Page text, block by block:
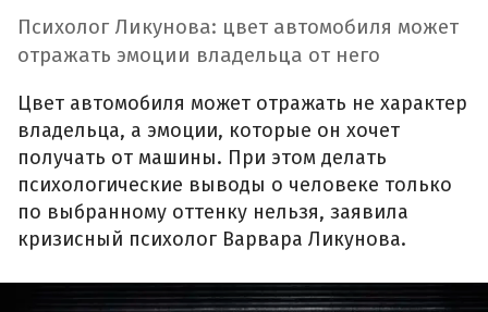
Психолог Ликунова: цвет автомобиля может
отражать эмоции владельца от него
Цвет автомобиля может отражать не характер
владельца, а эмоции, которые он хочет
получать от машины. При этом делать
психологические выводы о человеке только
по выбранному оттенку нельзя, заявила
кризисный психолог Варвара Ликунова.